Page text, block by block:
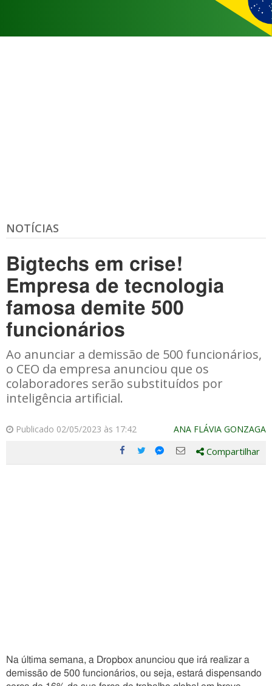
NOTÍCIAS
Bigtechs em crise!
Empresa de tecnologia
famosa demite 500
funcionários
Ao anunciar a demissão de 500 funcionários,
o CEO da empresa anunciou que os
colaboradores serão substituídos por
inteligência artificial.
Publicado 02/05/2023 às 17:42 ANA FLÁVIA GONZAGA
Compartilhe
Compartilhe
Compartilhe
Compartilhe
Compartilhar
Na última semana, a Dropbox anunciou que irá realizar a
demissão de 500 funcionários, ou seja, estará dispensando